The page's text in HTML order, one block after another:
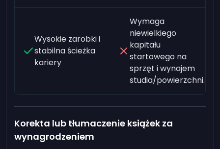
Wysokie zarobki i
stabilna ścieżka
kariery
Wymaga
niewielkiego
kapitału
startowego na
sprzęt i wynajem
studia/powierzchni.
Korekta lub tłumaczenie książek za
wynagrodzeniem